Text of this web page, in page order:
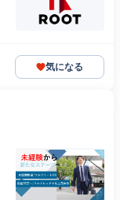
気になる